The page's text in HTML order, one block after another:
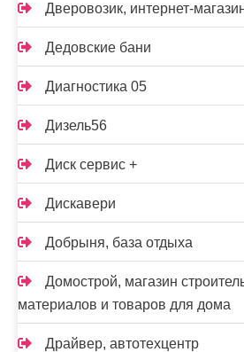
Дверовозик, интернет-
Дедовские бани
Диагностика 05
Дизель56
Диск сервис +
Дискавери
Добрыня, база отдыха
Домострой, магазин
материалов и товаров для дома
Драйвер, автотехцентр